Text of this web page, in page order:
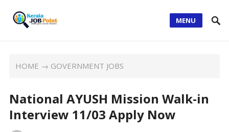
MENU
HOME → GOVERNMENT JOBS
National AYUSH Mission Walk-in
Interview 11/03 Apply Now